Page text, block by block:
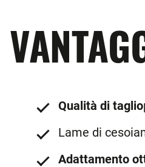
Qualità di taglio
Lame di
Adattamento